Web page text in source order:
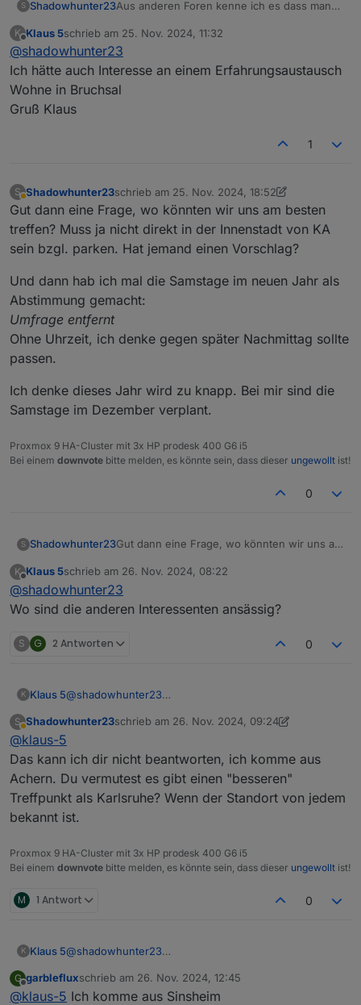
S Shadowhunter23Aus anderen Foren kenne ich es dass man
austauscht. Für mich wäre die nächste
größere Stadt Karlsruhe.
Gäbe es Interesse ein Usertreffen zu
machen mit den Usern die in der Nähe
wohnen?
Treffpunkt:
Schlindweinstuben
76689 Karlsdorf- Neuthardt
Altenbürgstraße 6
iobroker vorgestellt von:
@
@
K
Offline
Klaus 5schrieb am 25. Nov. 2024, 11:32
zuletzt editiert von
@shadowhunter23
Ich hätte auch Interesse an einem Erfahrungsaustausch
Wohne in Bruchsal
Gruß Klaus
1
S
Abwesend
Shadowhunter23schrieb am 25. Nov. 2024, 18:52
zuletzt editiert von Shadowhunter23
Gut dann eine Frage, wo könnten wir uns am besten
treffen? Muss ja nicht direkt in der Innenstadt von KA
sein bzgl. parken. Hat jemand einen Vorschlag?
Und dann hab ich mal die Samstage im neuen Jahr als
Abstimmung gemacht:
Umfrage entfernt
Ohne Uhrzeit, ich denke gegen später Nachmittag sollte
passen.
Ich denke dieses Jahr wird zu knapp. Bei mir sind die
Samstage im Dezember verplant.
Proxmox 9 HA-Cluster mit 3x HP prodesk 400 G6 i5
Bei einem downvote bitte melden, es könnte sein, dass dieser ungewollt ist!
0
S Shadowhunter23Gut dann eine Frage, wo könnten wir uns am
Innenstadt von KA sein bzgl. parken. Hat
jemand einen Vorschlag?
Und dann hab ich mal die Samstage im
neuen Jahr als Abstimmung gemacht:
Umfrage entfernt
Ich denke dieses Jahr wird zu knapp. Bei mir
sind die Samstage im Dezember verplant.
K
Offline
Klaus 5schrieb am 26. Nov. 2024, 08:22
zuletzt editiert von
@shadowhunter23
Wo sind die anderen Interessenten ansässig?
S G 2 Antworten 0
K Klaus 5@shadowhunter23
S
Abwesend
Shadowhunter23schrieb am 26. Nov. 2024, 09:24
zuletzt editiert von Shadowhunter23
@klaus-5
Das kann ich dir nicht beantworten, ich komme aus
Achern. Du vermutest es gibt einen "besseren"
Treffpunkt als Karlsruhe? Wenn der Standort von jedem
bekannt ist.
Proxmox 9 HA-Cluster mit 3x HP prodesk 400 G6 i5
Bei einem downvote bitte melden, es könnte sein, dass dieser ungewollt ist!
M 1 Antwort 0
K Klaus 5@shadowhunter23
G
Offline
garblefluxschrieb am 26. Nov. 2024, 12:45
zuletzt editiert von
@klaus-5 Ich komme aus Sinsheim